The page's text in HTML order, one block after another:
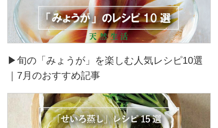
▶旬の「みょうが」を楽しむ人気レシピ10選
｜7月のおすすめ記事